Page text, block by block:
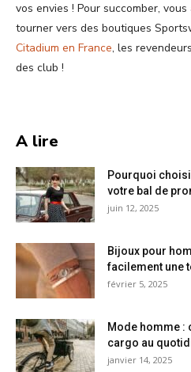
vos envies ! Pour succomber,
tourner vers des boutiques
Citadium en France, les
des club !
A lire
Pourquoi
votre bal de
juin 12, 2025
Bijoux pour
facilement une
février 5, 2025
Mode homme :
cargo au
janvier 14, 2025